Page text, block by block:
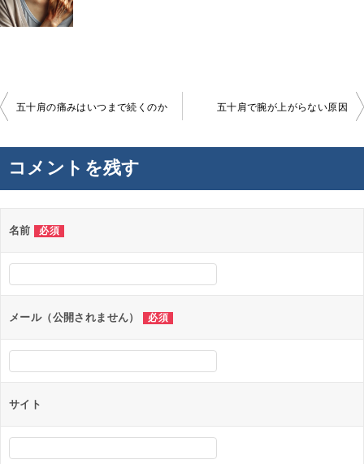
投
ー
シ
ョ
ン
五十肩の痛みはいつまで続くのか 五十肩で腕が上がらない原因
コメントを残す
名前 必須
メール（公開されません） 必須
サイト